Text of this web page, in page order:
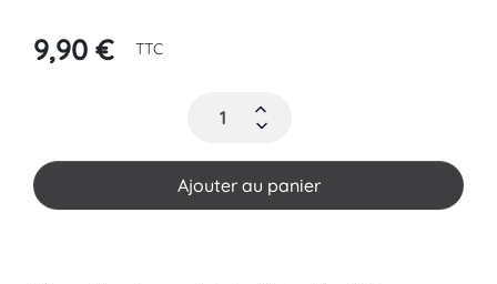
9,90 € TTC
Ajouter au panier